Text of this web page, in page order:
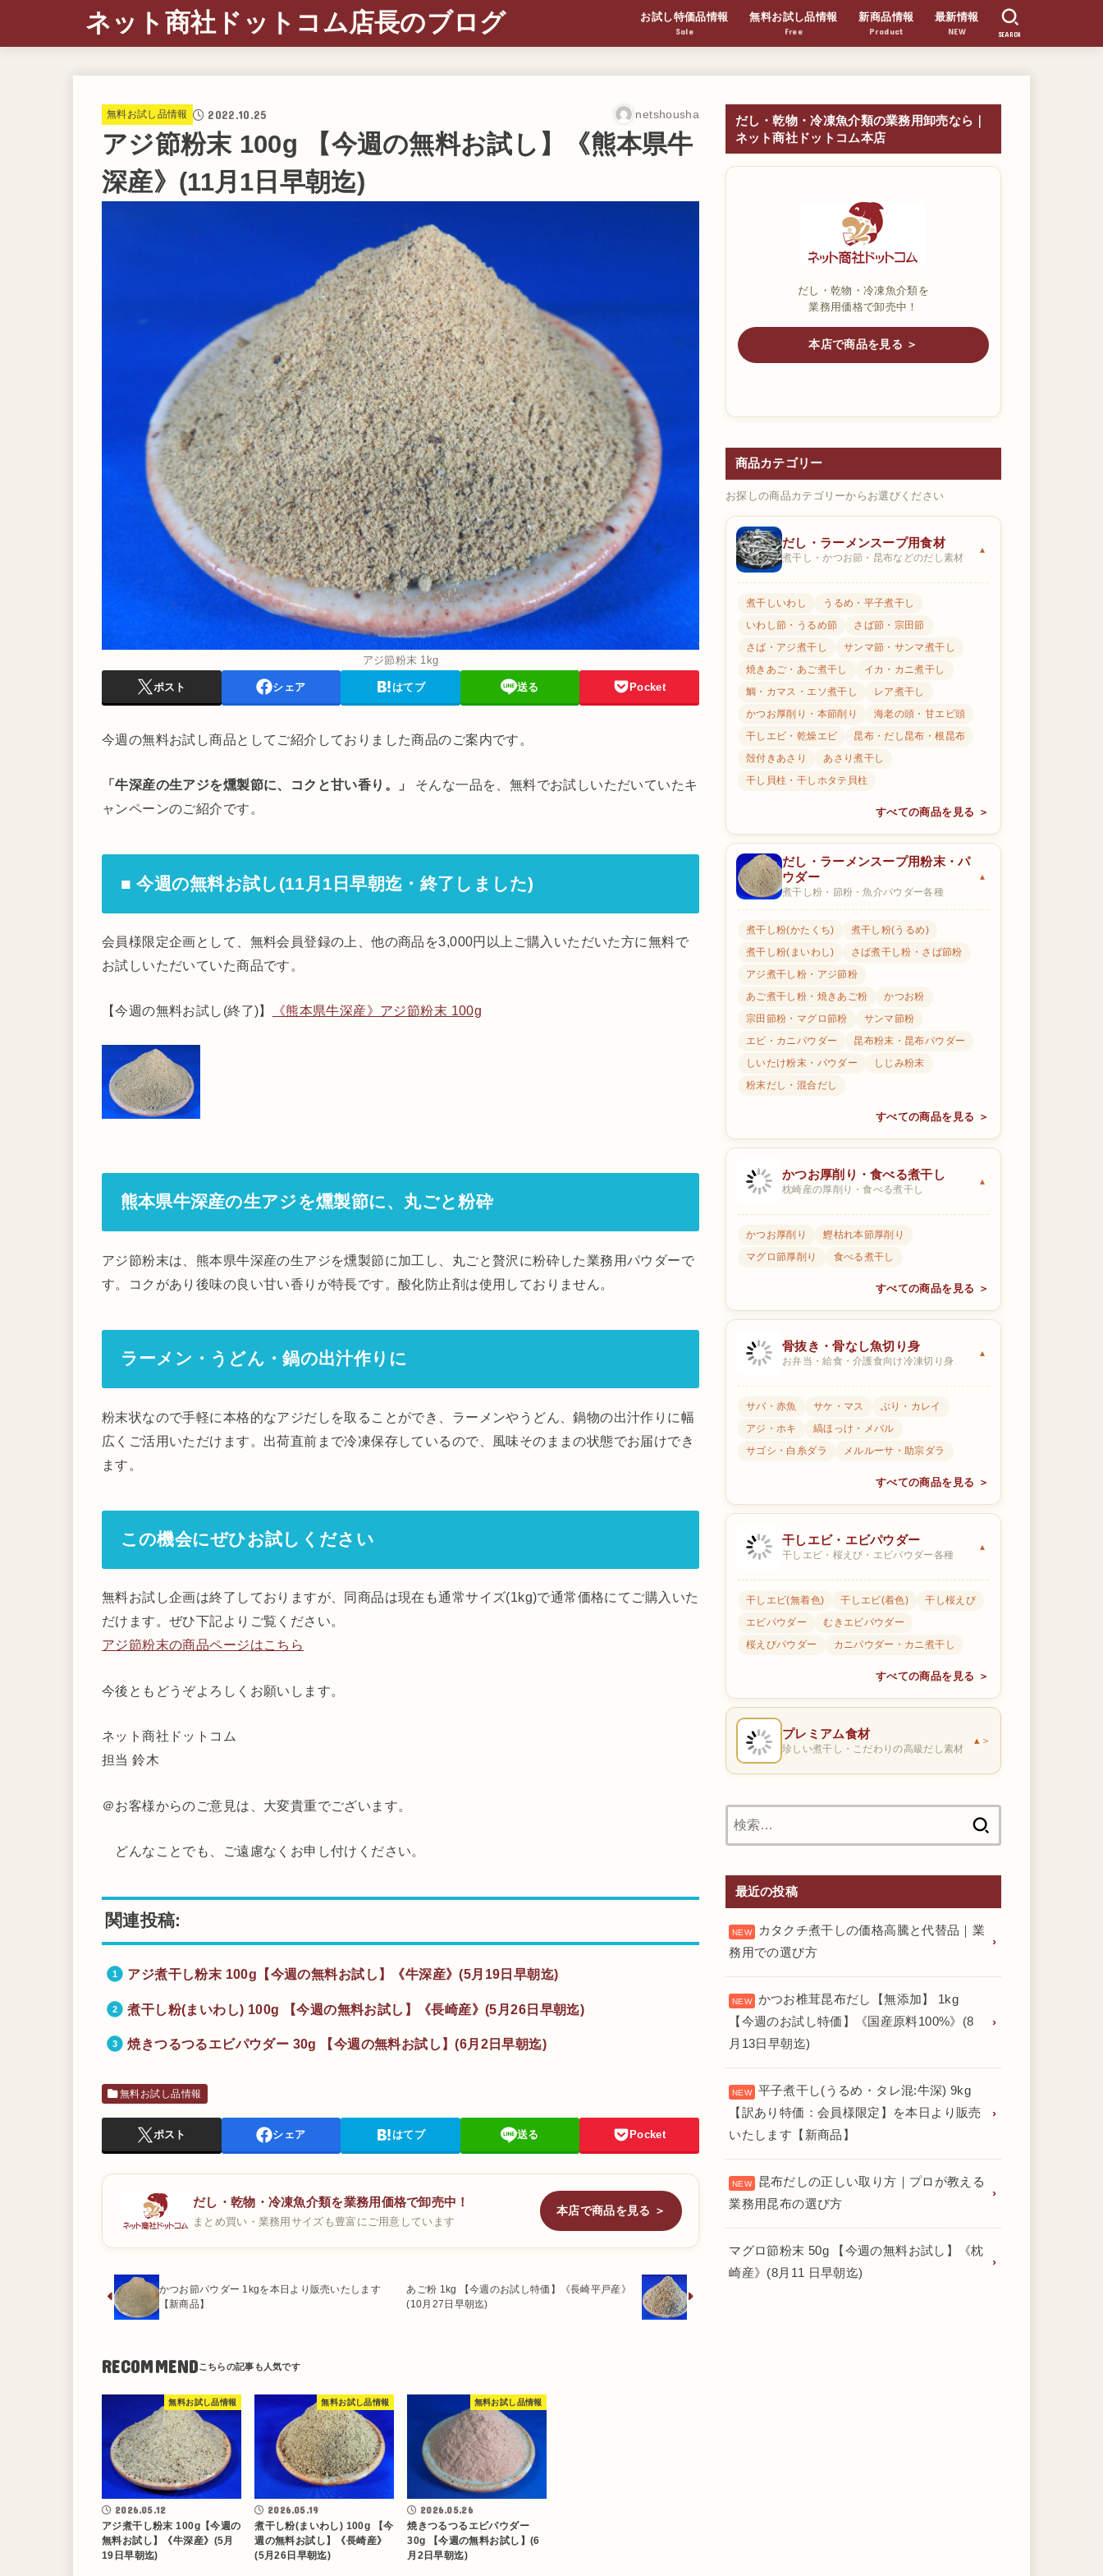
ネット商社ドットコム店長のブログ お試し特価品情報
Sale
無料お試し品情報
Free
新商品情報
Product
最新情報
NEW SEARCH
無料お試し品情報 2022.10.25 netshousha
アジ節粉末 100g 【今週の無料お試し】《熊本県牛
深産》(11月1日早朝迄)
アジ節粉末 1kg
ポスト シェア はてブ 送る Pocket
今週の無料お試し商品としてご紹介しておりました商品のご案内です。
「牛深産の生アジを燻製節に、コクと甘い香り。」
そんな一品を、無料でお試しいただいていたキ
ャンペーンのご紹介です。
■ 今週の無料お試し(11月1日早朝迄・終了しました)
会員様限定企画として、無料会員登録の上、他の商品を3,000円以上ご購入いただいた方に無料で
お試しいただいていた商品です。
【今週の無料お試し(終了)】 《熊本県牛深産》アジ節粉末 100g
熊本県牛深産の生アジを燻製節に、丸ごと粉砕
アジ節粉末は、熊本県牛深産の生アジを燻製節に加工し、丸ごと贅沢に粉砕した業務用パウダーで
す。コクがあり後味の良い甘い香りが特長です。酸化防止剤は使用しておりません。
ラーメン・うどん・鍋の出汁作りに
粉末状なので手軽に本格的なアジだしを取ることができ、ラーメンやうどん、鍋物の出汁作りに幅
広くご活用いただけます。出荷直前まで冷凍保存しているので、風味そのままの状態でお届けでき
ます。
この機会にぜひお試しください
無料お試し企画は終了しておりますが、同商品は現在も通常サイズ(1kg)で通常価格にてご購入いた
だけます。ぜひ下記よりご覧ください。
アジ節粉末の商品ページはこちら
今後ともどうぞよろしくお願いします。
ネット商社ドットコム
担当 鈴木
＠お客様からのご意見は、大変貴重でございます。
どんなことでも、ご遠慮なくお申し付けください。
関連投稿:
アジ煮干し粉末 100g【今週の無料お試し】《牛深産》(5月19日早朝迄)
煮干し粉(まいわし) 100g 【今週の無料お試し】《長崎産》(5月26日早朝迄)
焼きつるつるエビパウダー 30g 【今週の無料お試し】(6月2日早朝迄)
無料お試し品情報
ポスト シェア はてブ 送る Pocket
だし・乾物・冷凍魚介類を業務用価格で卸売中！
まとめ買い・業務用サイズも豊富にご用意しています
本店で商品を見る ＞
かつお節パウダー 1kgを本日より販売いたします
【新商品】
あご粉 1kg 【今週のお試し特価】《長崎平戸産》
(10月27日早朝迄)
RECOMMEND
無料お試し品情報
2026.05.12
アジ煮干し粉末 100g【今週の
無料お試し】《牛深産》(5月
19日早朝迄)
無料お試し品情報
2026.05.19
煮干し粉(まいわし) 100g 【今
週の無料お試し】《長崎産》
(5月26日早朝迄)
無料お試し品情報
2026.05.26
焼きつるつるエビパウダー
30g 【今週の無料お試し】(6
月2日早朝迄)
だし・乾物・冷凍魚介類の業務用卸売なら｜
ネット商社ドットコム本店
だし・乾物・冷凍魚介類を
業務用価格で卸売中！
本店で商品を見る ＞
商品カテゴリー
お探しの商品カテゴリーからお選びください
だし・ラーメンスープ用食材
煮干し・かつお節・昆布などのだし素材
煮干しいわし
うるめ・平子煮干し
いわし節・うるめ節
さば節・宗田節
さば・アジ煮干し
サンマ節・サンマ煮干し
焼きあご・あご煮干し
イカ・カニ煮干し
鯛・カマス・エソ煮干し
レア煮干し
かつお厚削り・本節削り
海老の頭・甘エビ頭
干しエビ・乾燥エビ
昆布・だし昆布・根昆布
殻付きあさり
あさり煮干し
干し貝柱・干しホタテ貝柱
すべての商品を見る ＞
だし・ラーメンスープ用粉末・パ
ウダー
煮干し粉・節粉・魚介パウダー各種
煮干し粉(かたくち)
煮干し粉(うるめ)
煮干し粉(まいわし)
さば煮干し粉・さば節粉
アジ煮干し粉・アジ節粉
あご煮干し粉・焼きあご粉
かつお粉
宗田節粉・マグロ節粉
サンマ節粉
エビ・カニパウダー
昆布粉末・昆布パウダー
しいたけ粉末・パウダー
しじみ粉末
粉末だし・混合だし
すべての商品を見る ＞
かつお厚削り・食べる煮干し
枕崎産の厚削り・食べる煮干し
かつお厚削り
鰹枯れ本節厚削り
マグロ節厚削り
食べる煮干し
すべての商品を見る ＞
骨抜き・骨なし魚切り身
お弁当・給食・介護食向け冷凍切り身
サバ・赤魚 サケ・マス
ぶり・カレイ
アジ・ホキ
縞ほっけ・メバル
サゴシ・白糸ダラ
メルルーサ・助宗ダラ
すべての商品を見る ＞
干しエビ・エビパウダー
干しエビ・桜えび・エビパウダー各種
干しエビ(無着色) 干しエビ(着色)
干し桜えび
エビパウダー
むきエビパウダー
桜えびパウダー
カニパウダー・カニ煮干し
すべての商品を見る ＞
プレミアム食材
珍しい煮干し・こだわりの高級だし素材
＞
最近の投稿
カタクチ煮干しの価格高騰と代替品｜業
務用での選び方
かつお椎茸昆布だし【無添加】 1kg
【今週のお試し特価】《国産原料100%》(8
月13日早朝迄)
平子煮干し(うるめ・タレ混:牛深) 9kg
【訳あり特価：会員様限定】を本日より販売
いたします【新商品】
昆布だしの正しい取り方｜プロが教える
業務用昆布の選び方
マグロ節粉末 50g 【今週の無料お試し】《枕
崎産》(8月11 日早朝迄)